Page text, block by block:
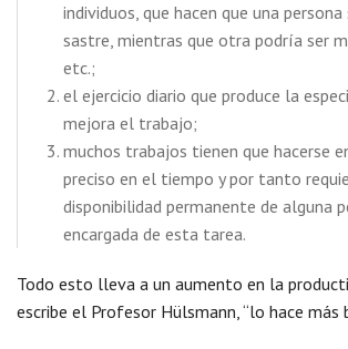
individuos, que hacen que una
sastre, mientras que otra podría ser
etc.;
el ejercicio diario que produce la
mejora el trabajo;
muchos trabajos tienen que hacerse
preciso en el tiempo y por tanto
disponibilidad permanente de alguna
encargada de esta tarea.
Todo esto lleva a un aumento en la
escribe el Profesor Hülsmann, “lo hace más